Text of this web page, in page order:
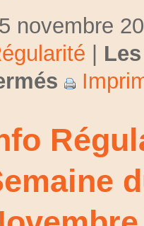
novembre
|